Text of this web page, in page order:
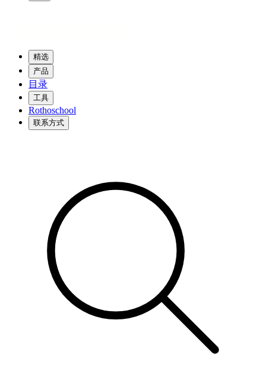
精选
产品
目录
工具
Rothoschool
联系方式